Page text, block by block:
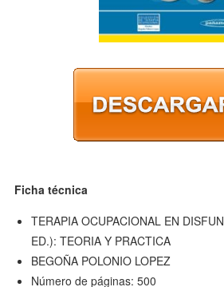
Ficha técnica
TERAPIA OCUPACIONAL EN
ED.): TEORIA Y PRACTICA
BEGOÑA POLONIO LOPEZ
Número de páginas: 500